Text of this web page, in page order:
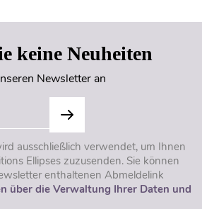
keine Neuheiten
Newsletter an
ausschließlich verwendet, um Ihnen
Ellipses zuzusenden. Sie können
enthaltenen Abmeldelink
über die Verwaltung Ihrer Daten und